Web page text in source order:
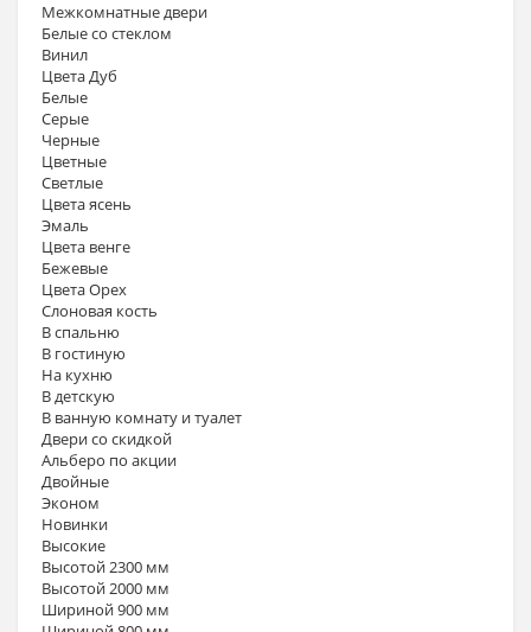
Межкомнатные двери
Белые со стеклом
Винил
Цвета Дуб
Белые
Серые
Черные
Цветные
Светлые
Цвета ясень
Эмаль
Цвета венге
Бежевые
Цвета Орех
Слоновая кость
В спальню
В гостиную
На кухню
В детскую
В ванную комнату и туалет
Двери со скидкой
Альберо по акции
Двойные
Эконом
Новинки
Высокие
Высотой 2300 мм
Высотой 2000 мм
Шириной 900 мм